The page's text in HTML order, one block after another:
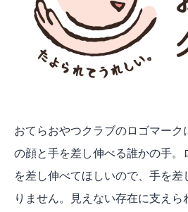
おてらおやつクラブのロゴマーク
の顔と手を差し伸べる誰かの手。
を差し伸べてほしいので、手を
りません。見えない存在に支えら